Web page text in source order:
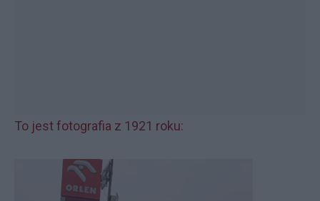
To jest fotografia z 1921 roku: